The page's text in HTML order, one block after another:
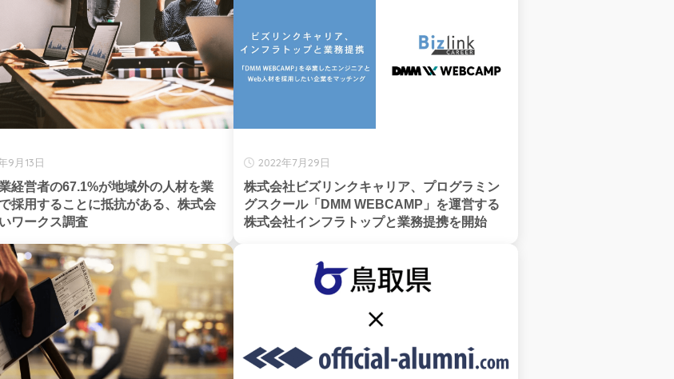
9月13日
経営者の67.1%が地域外の人材を業
採用することに抵抗がある、株式会
ワークス調査
2022年7月29日
株式会社ビズリンクキャリア、プログラミン
グスクール「DMM WEBCAMP」を運営する
株式会社インフラトップと業務提携を開始